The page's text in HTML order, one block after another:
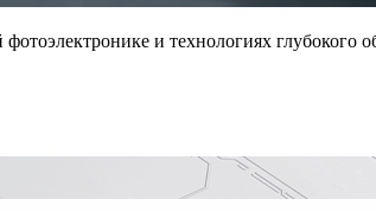
и технологиях